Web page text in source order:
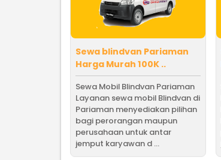
Sewa blindvan Pariaman
Harga Murah 100K ..
Sewa Mobil Blindvan Pariaman
Layanan sewa mobil Blindvan di
Pariaman menyediakan pilihan
bagi perorangan maupun
perusahaan untuk antar
jemput karyawan d ...